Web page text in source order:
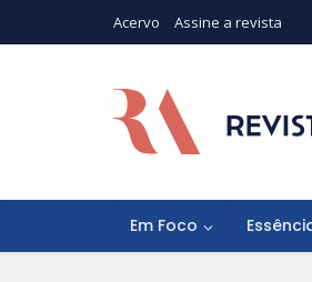
Acervo Assine a revista
Em Foco